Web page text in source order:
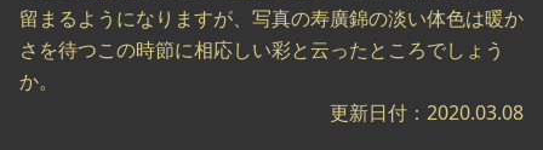
留まるようになりますが、写真の寿廣錦の淡い体色は暖か
さを待つこの時節に相応しい彩と云ったところでしょう
か。
更新日付：2020.03.08